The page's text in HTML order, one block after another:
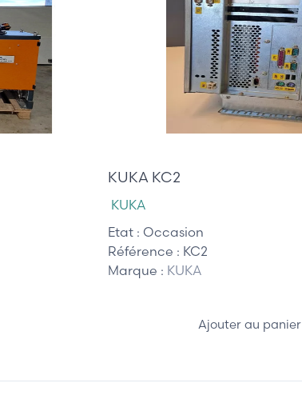
KUKA KC2
KUKA
Etat : Occasion
Référence : KC2
Marque : KUKA
Ajouter au panier